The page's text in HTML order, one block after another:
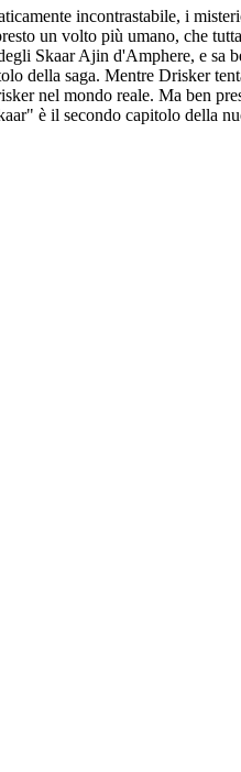
incontrastabile, i
un volto più umano, che
Skaar Ajin d'Amphere, e
della saga. Mentre Drisker
nel mondo reale. Ma ben
è il secondo capitolo della